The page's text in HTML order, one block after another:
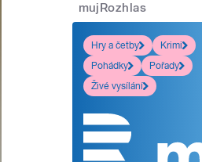
mujRozhlas
Hry a četby
Krimi
Pohádky
Pořady
Živé vysílání